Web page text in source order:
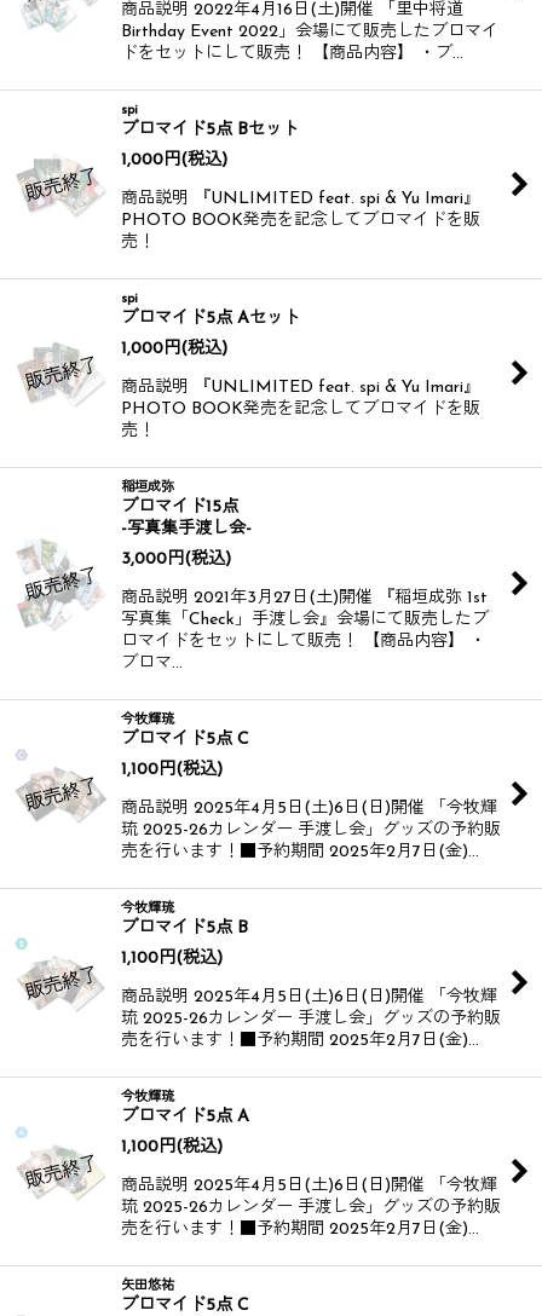
商品説明 2022年4月16日(土)開催 「里中将道
Birthday Event 2022」会場にて販売したブロマイ
ドをセットにして販売！ 【商品内容】 ・ブ…
spi
ブロマイド5点 Bセット
1,000 円(税込)
商品説明 『UNLIMITED feat. spi & Yu Imari』
PHOTO BOOK発売を記念してブロマイドを販
売！
spi
ブロマイド5点 Aセット
1,000 円(税込)
商品説明 『UNLIMITED feat. spi & Yu Imari』
PHOTO BOOK発売を記念してブロマイドを販
売！
稲垣成弥
ブロマイド15点
-写真集手渡し会-
3,000 円(税込)
商品説明 2021年3月27日(土)開催 『稲垣成弥 1st
写真集「Check」手渡し会』会場にて販売したブ
ロマイドをセットにして販売！ 【商品内容】 ・
ブロマ…
今牧輝琉
ブロマイド5点 C
1,100 円(税込)
商品説明 2025年4月5日(土)6日(日)開催 「今牧輝
琉 2025-26カレンダー 手渡し会」グッズの予約販
売を行います！​​ ■予約期間 2025年2月7日(金)…
今牧輝琉
ブロマイド5点 B
1,100 円(税込)
商品説明 2025年4月5日(土)6日(日)開催 「今牧輝
琉 2025-26カレンダー 手渡し会」グッズの予約販
売を行います！​​ ■予約期間 2025年2月7日(金)…
今牧輝琉
ブロマイド5点 A
1,100 円(税込)
商品説明 2025年4月5日(土)6日(日)開催 「今牧輝
琉 2025-26カレンダー 手渡し会」グッズの予約販
売を行います！​​ ■予約期間 2025年2月7日(金)…
矢田悠祐
ブロマイド5点 C